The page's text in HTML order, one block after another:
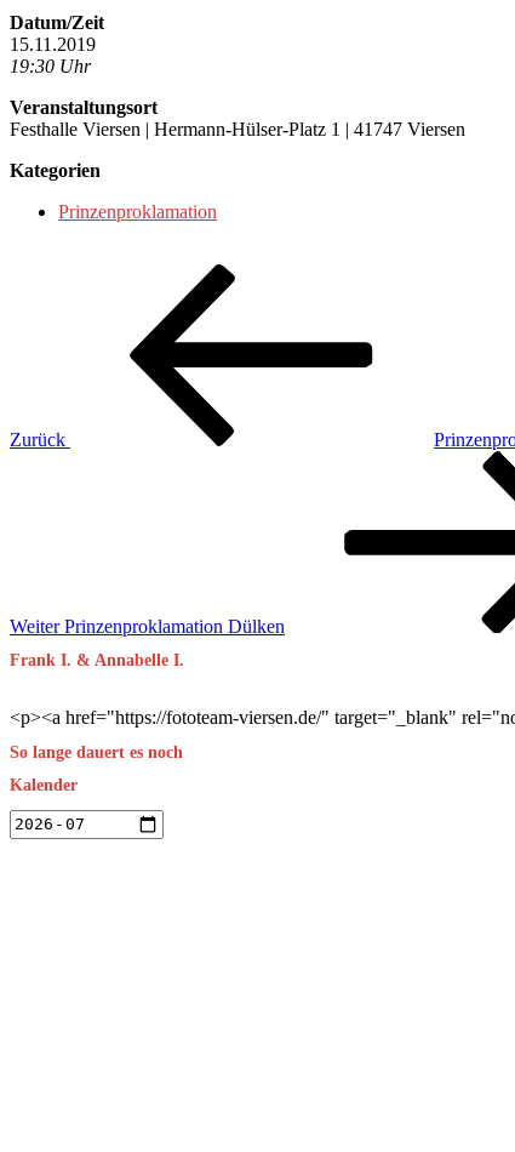
Datum/Zeit
15.11.2019
19:30 Uhr
Veranstaltungsort
Festhalle Viersen | Hermann-Hülser-Platz 1 | 41747 Viersen
Kategorien
Prinzenproklamation
Beitragsnavigation
Zurück
Weiter Prinzenproklamation Dülken
Frank I. & Annabelle I.
<p><a href="https://fototeam-viersen.de/" target="_blank"
So lange dauert es noch
Kalender